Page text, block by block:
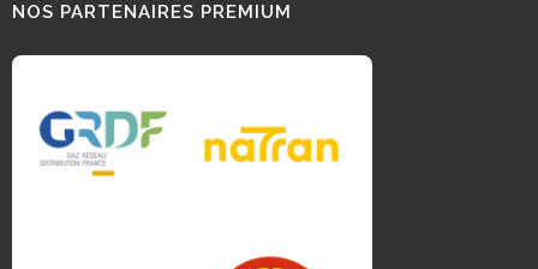
NOS PARTENAIRES PREMIUM